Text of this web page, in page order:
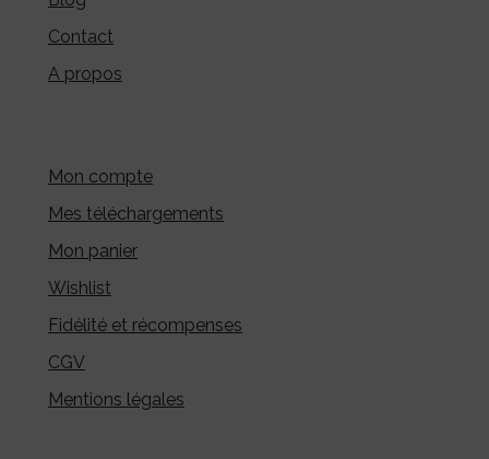
Contact
A propos
Mon compte
Mes téléchargements
Mon panier
Wishlist
Fidélité et récompenses
CGV
Mentions légales